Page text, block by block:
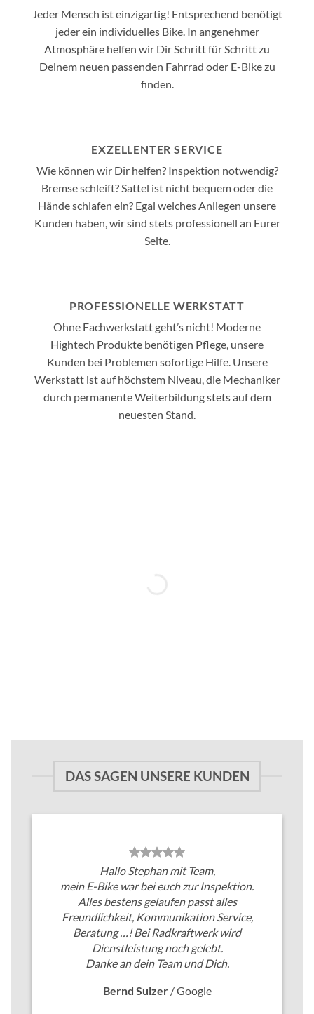
Jeder Mensch ist einzigartig! Entsprechend benötigt
jeder ein individuelles Bike. In angenehmer
Atmosphäre helfen wir Dir Schritt für Schritt zu
Deinem neuen passenden Fahrrad oder E-Bike zu
finden.
EXZELLENTER SERVICE
Wie können wir Dir helfen? Inspektion notwendig?
Bremse schleift? Sattel ist nicht bequem oder die
Hände schlafen ein? Egal welches Anliegen unsere
Kunden haben, wir sind stets professionell an Eurer
Seite.
PROFESSIONELLE WERKSTATT
Ohne Fachwerkstatt geht’s nicht! Moderne
Hightech Produkte benötigen Pflege, unsere
Kunden bei Problemen sofortige Hilfe. Unsere
Werkstatt ist auf höchstem Niveau, die Mechaniker
durch permanente Weiterbildung stets auf dem
neuesten Stand.
DAS SAGEN UNSERE KUNDEN
Hallo Stephan mit Team,
mein E-Bike war bei euch zur Inspektion.
Alles bestens gelaufen passt alles
Freundlichkeit, Kommunikation Service,
Beratung …! Bei Radkraftwerk wird
Dienstleistung noch gelebt.
Danke an dein Team und Dich.
Bernd Sulzer /Google